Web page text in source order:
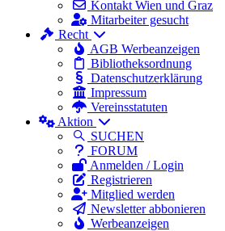
Kontakt Wien und Graz
Mitarbeiter gesucht
Recht
AGB Werbeanzeigen
Bibliotheksordnung
Datenschutzerklärung
Impressum
Vereinsstatuten
Aktion
SUCHEN
FORUM
Anmelden / Login
Registrieren
Mitglied werden
Newsletter abbonieren
Werbeanzeigen